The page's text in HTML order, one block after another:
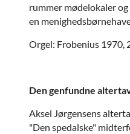
rummer mødelokaler
en
Orgel: Frobenius 1970,
Den genfundne
Aksel Jørgensens
"Den spedalske"